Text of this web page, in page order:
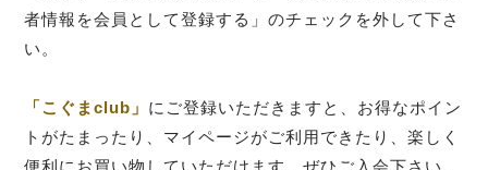
者情報を会員として登録する」のチェックを外して下さ
い。
「こぐまclub」 にご登録いただきますと、お得なポイン
トがたまったり、マイページがご利用できたり、楽しく
便利にお買い物していただけます。ぜひご入会下さい。